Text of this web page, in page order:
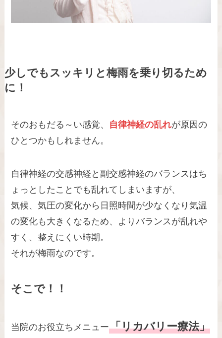
少しでもスッキリと梅雨を乗り切るため
に！
そのおもだる～い感覚、 自律神経の乱れが原因の
ひとつかもしれません。
自律神経の交感神経と副交感神経のバランスはち
ょっとしたことでも乱れてしまいますが、
気候、気圧の変化から日照時間が少なくなり気温
の変化も大きくなるため、よりバランスが乱れや
すく、整えにくい時期。
それが梅雨なのです。
そこで！！
当院のお役立ちメニュー「リカバリー療法」